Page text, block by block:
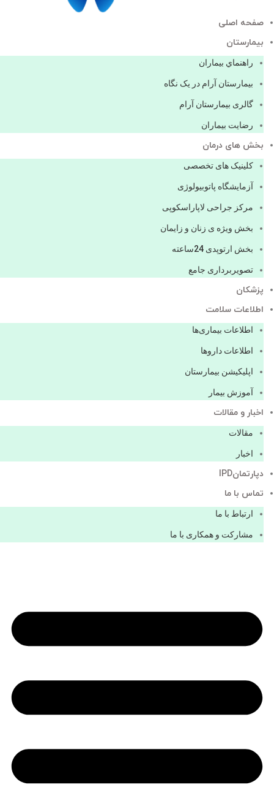
صفحه اصلی
بيمارستان
راهنماي بیماران
بیمارستان آرام در یک نگاه
گالری بیمارستان آرام
رضایت بیماران
بخش های درمان
کلینیک های تخصصی
آزمایشگاه پاتوبیولوژی
مرکز جراحی لاپاراسکوپی
بخش ویژه ی زنان و زایمان
بخش ارتوپدی 24ساعته
تصویربرداری جامع
پزشكان
اطلاعات سلامت
اطلاعات بیماری‌ها
اطلاعات دارو‌ها
اپليكيشن بيمارستان
آموزش بیمار
اخبار و مقالات
مقالات
اخبار
دپارتمانIPD
تماس با ما
ارتباط با ما
مشاركت و همكاری با ما